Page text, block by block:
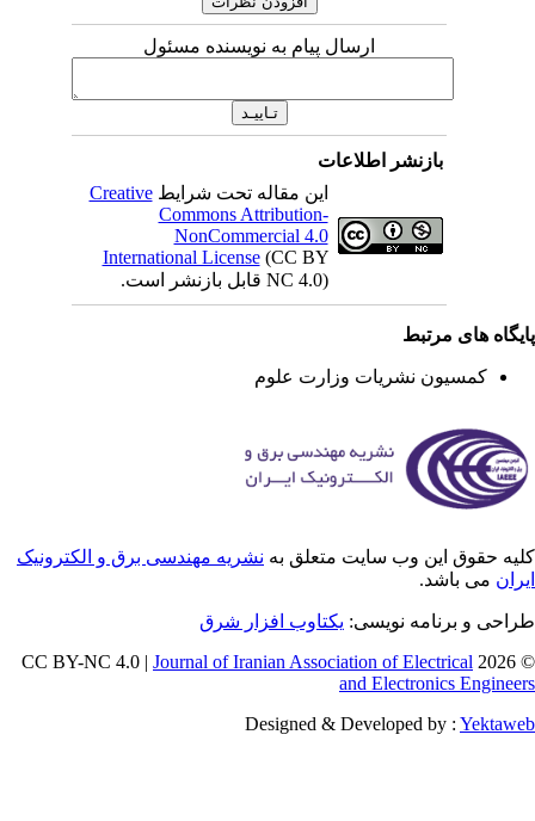
ارسال پیام به نویسنده مسئول
بازنشر اطلاعات
این مقاله تحت شرایطCreative
Commons Attribution-
NonCommercial 4.0
International License(CC BY
NC 4.0) قابل بازنشر است.
های مرتبط
کمسیون نشریات وزارت علوم
حقوق این وب سایت متعلق بهنشریه مهندسی برق و الکترونیک
می باشد.
و برنامه نویسی: یکتاوب افزار شرق
©
Journal of Iranian Association of Electrical
and Electronics
Designed & Developed by :